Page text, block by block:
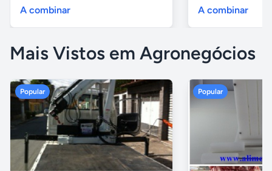
A combinar A combinar
Mais Vistos em Agronegócios
Popular Popular